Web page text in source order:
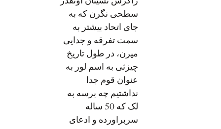
سطحی نگرن که به
جای اتحاد بیشتر به
سمت تفرقه و جدایی
میرن، در طول تاریخ
چیزثی به اسم لور به
عنوان قوم جدا
نداشتیم چه برسه به
لک که 50 ساله
سربراورده و ادعای